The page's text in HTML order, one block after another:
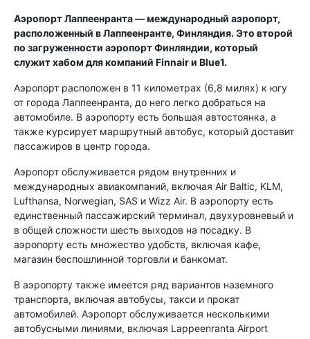
Аэропорт Лаппеенранта — международный аэропорт,
расположенный в Лаппеенранте, Финляндия. Это второй
по загруженности аэропорт Финляндии, который
служит хабом для компаний Finnair и Blue1.
Аэропорт расположен в 11 километрах (6,8 милях) к югу
от города Лаппеенранта, до него легко добраться на
автомобиле. В аэропорту есть большая автостоянка, а
также курсирует маршрутный автобус, который доставит
пассажиров в центр города.
Аэропорт обслуживается рядом внутренних и
международных авиакомпаний, включая Air Baltic, KLM,
Lufthansa, Norwegian, SAS и Wizz Air. В аэропорту есть
единственный пассажирский терминал, двухуровневый и
в общей сложности шесть выходов на посадку. В
аэропорту есть множество удобств, включая кафе,
магазин беспошлинной торговли и банкомат.
В аэропорту также имеется ряд вариантов наземного
транспорта, включая автобусы, такси и прокат
автомобилей. Аэропорт обслуживается несколькими
автобусными линиями, включая Lappeenranta Airport